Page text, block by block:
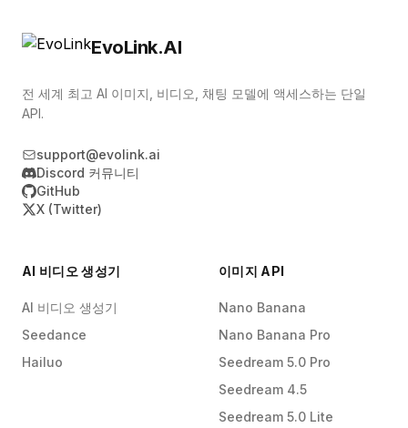
EvoLink.AI
전 세계 최고 AI 이미지, 비디오, 채팅 모델에 액세스하는 단일
API.
support@evolink.ai
Discord 커뮤니티
GitHub
X (Twitter)
AI 비디오 생성기
AI 비디오 생성기
Seedance
Hailuo
이미지 API
Nano Banana
Nano Banana Pro
Seedream 5.0 Pro
Seedream 4.5
Seedream 5.0 Lite